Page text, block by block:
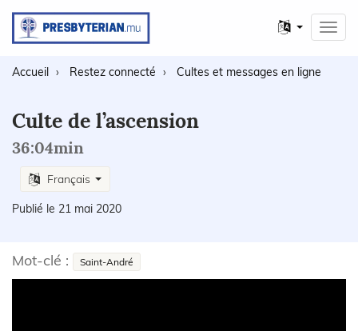
Autres
langues
Accueil Restez connecté Cultes et messages en ligne
Culte de l’ascension
36:04min
Français
Publié le 21 mai 2020
Mot-clé : Saint-André